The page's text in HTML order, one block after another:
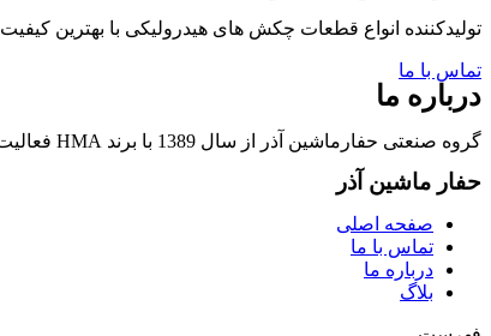
تولیدکننده انواع قطعات چکش های هیدرولیکی با بهترین کیفیت
تماس با ما
درباره ما
گروه صنعتی حفارماشین آذر از سال 1389 با برند HMA فعالیت خود را در زمینه تولید قطعات چکشهای هیدرولیکی و قطعات وابسته آغاز نمود.
حفار ماشین آذر
صفحه اصلی
تماس با ما
درباره ما
بلاگ